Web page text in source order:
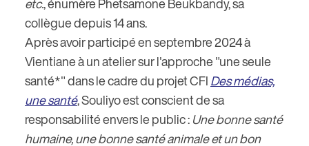
etc., énumère Phetsamone Beukbandy, sa
collègue depuis 14 ans.
Après avoir participé en septembre 2024 à
Vientiane à un atelier sur l'approche "une seule
santé*" dans le cadre du projet CFIDes médias,
une santé, Souliyo est conscient de sa
responsabilité envers le public :Une bonne santé
humaine, une bonne santé animale et un bon